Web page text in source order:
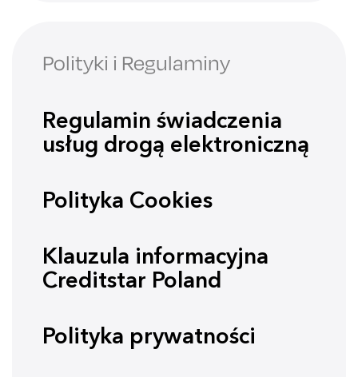
Polityki i Regulaminy
Regulamin świadczenia
usług drogą elektroniczną
Polityka Cookies
Klauzula informacyjna
Creditstar Poland
Polityka prywatności